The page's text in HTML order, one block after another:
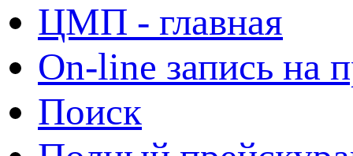
ЦМП - главная
On-line запись на
Поиск